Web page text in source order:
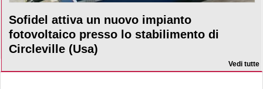
Sofidel attiva un nuovo impianto
fotovoltaico presso lo stabilimento di
Circleville (Usa)
Vedi tutte